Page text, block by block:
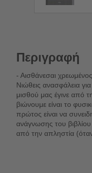
Περιγραφή
- Αισθάνεσαι
Νιώθεις ανασφάλεια
μισθού μας έγινε από
βιώνουμε είναι το
πρώτος είναι να
ανάγνωσης του βιβλίου
από την απληστία